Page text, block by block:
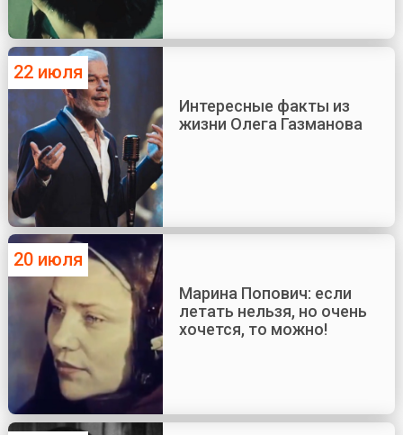
22 июля
Интересные факты из
жизни Олега Газманова
20 июля
Марина Попович: если
летать нельзя, но очень
хочется, то можно!